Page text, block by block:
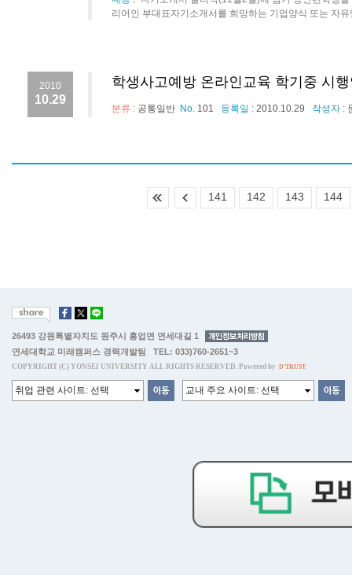
리어인 부대표자기소개서를 희망하는 기업양식 또는 자
2010
10.29
학생사고예방 온라인교육 학기중 시
분류 : 공통일반 No. 101 등록일 : 2010.10.29 작성자 :
141 142 143 144
26493 강원특별자치도 원주시 흥업면 연세대길 1
연세대학교 미래캠퍼스 경력개발팀 TEL: 033)760-2651~3
COPYRIGHT (C) YONSEI UNIVERSITY ALL RIGHTS RESERVED. Powered by D'TRUST